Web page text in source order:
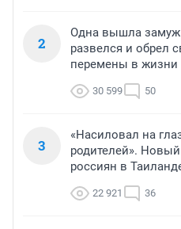
2
Одна вышла замуж
развелся и обрел
перемены в жизни
30 599 50
3
«Насиловал на
родителей».
россиян в
22 921 36